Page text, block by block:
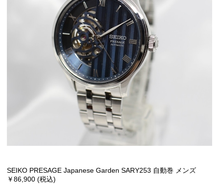
SEIKO PRESAGE Japanese Garden SARY253 自動巻 メンズ
￥86,900 (税込)